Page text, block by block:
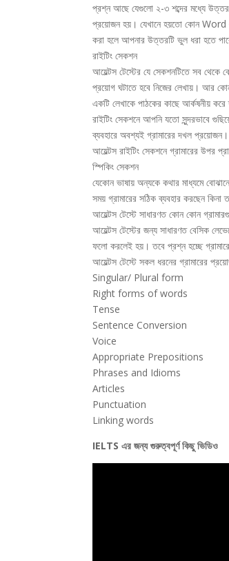
প্রশ্ন আছে যেগুলো ২-৩ শব্দের মধ্যে
প্রয়োজন হয়। যেখানে হয়তো কোন Word
করা হলে আপনার উত্তরটি ভুল ধরা হতে
রাইটিং সেকশন
আয়েল্টস টেস্টের যে সেকশনটিতে সব থেকে
প্রয়োগ ঘটাতে হবে নিজের লেখায়। আর
একটি লেখাকে পাঠকের কাছে আর্কষনীয়
রাইটিং সেকশনে আপনি যতো সুন্দরভাবে
ব্যবহারে অবশ্যই গ্রামারের দখল প্রয়োজন।
আয়েল্টস রাইটিং সেকশনে গ্রামারের উপর
স্পিকিং সেকশন
যেকোন ভাষায় অন্যকে কথার মাধ্যমে
সময় গ্রামারের সঠিক ব্যবহার করছেন
আয়েল্টস টেস্টে সাধারণত কোন কোন
আয়েল্টস টেস্টের জন্য সাধারণত বেসিক
ফলো করলেই হয়। তবে প্রশ্ন হচ্ছে
আয়েল্টস টেস্টে সকল ধরনের গ্রামারের
Singular/ Plural form
Right forms of words
Tense
Sentence Conversion
Voice
Appropriate Prepositions
Phrases and Idioms
Articles
Punctuation
Linking words
IELTS এর জন্য গুরুত্বপূর্ণ কিছু ভিডিও